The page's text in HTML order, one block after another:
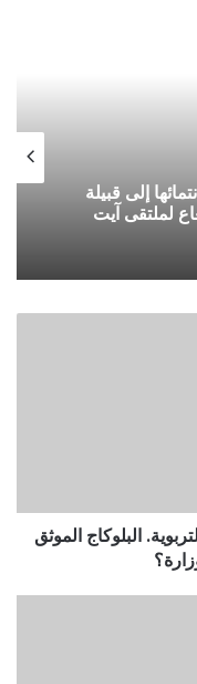
إلى قبيلة
لملتقى آيت
البلوكاج الموثق